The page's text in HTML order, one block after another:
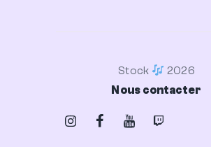
Stock
2026
Nous contacter
InstagramFacebookYoutubeTwitch